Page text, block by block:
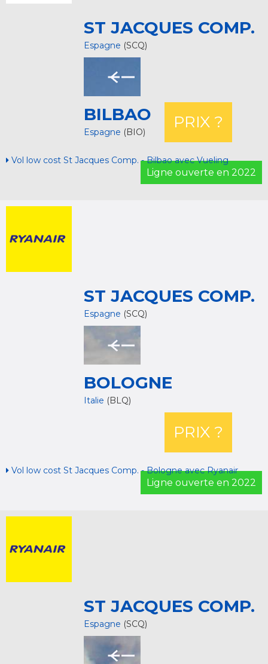
ST JACQUES COMP.
Espagne (SCQ)
BILBAO
Espagne (BIO)
PRIX ?
Vol low cost St Jacques Comp. - Bilbao avec Vueling
Ligne ouverte en 2022
ST JACQUES COMP.
Espagne (SCQ)
BOLOGNE
Italie (BLQ)
PRIX ?
Vol low cost St Jacques Comp. - Bologne avec Ryanair
Ligne ouverte en 2022
ST JACQUES COMP.
Espagne (SCQ)